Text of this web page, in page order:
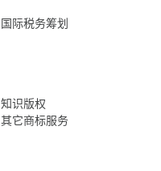
国际税务筹划
知识版权
其它商标服务